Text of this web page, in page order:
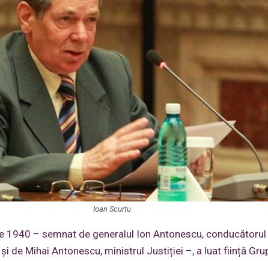
Ioan Scurtu
1940 – semnat de generalul Ion Antonescu,
de Mihai Antonescu, ministrul Justiției –, a luat ființă